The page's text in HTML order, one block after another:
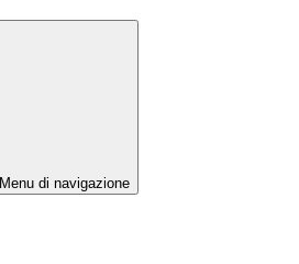
Menu di navigazione